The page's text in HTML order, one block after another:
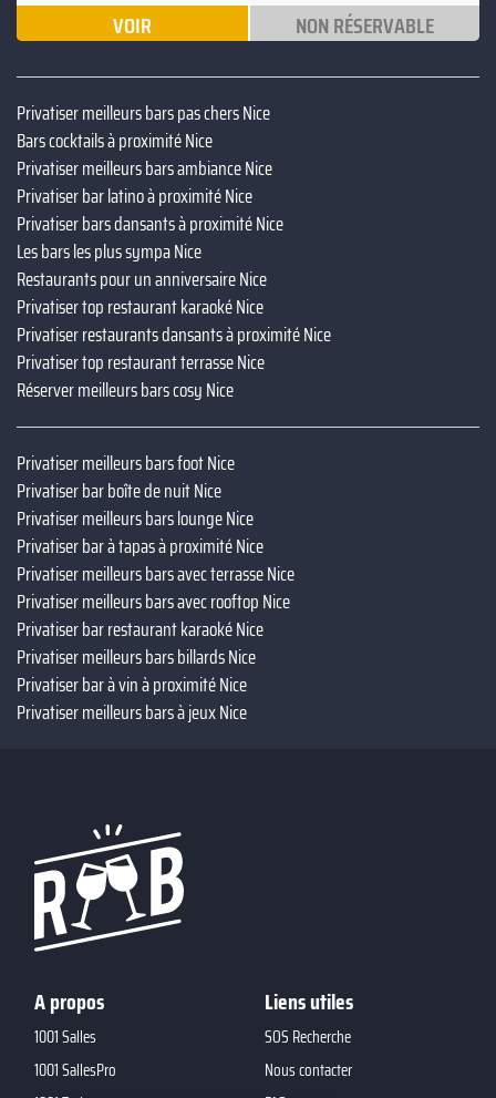
VOIR NON RÉSERVABLE
Privatiser meilleurs bars pas chers Nice
Bars cocktails à proximité Nice
Privatiser meilleurs bars ambiance Nice
Privatiser bar latino à proximité Nice
Privatiser bars dansants à proximité Nice
Les bars les plus sympa Nice
Restaurants pour un anniversaire Nice
Privatiser top restaurant karaoké Nice
Privatiser restaurants dansants à proximité Nice
Privatiser top restaurant terrasse Nice
Réserver meilleurs bars cosy Nice
Privatiser meilleurs bars foot Nice
Privatiser bar boîte de nuit Nice
Privatiser meilleurs bars lounge Nice
Privatiser bar à tapas à proximité Nice
Privatiser meilleurs bars avec terrasse Nice
Privatiser meilleurs bars avec rooftop Nice
Privatiser bar restaurant karaoké Nice
Privatiser meilleurs bars billards Nice
Privatiser bar à vin à proximité Nice
Privatiser meilleurs bars à jeux Nice
A propos
1001 Salles
1001 SallesPro
Liens utiles
SOS Recherche
Nous contacter